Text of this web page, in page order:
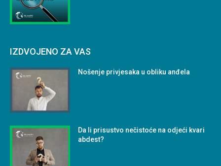
IZDVOJENO ZA VAS
Nošenje privjesaka u obliku anđela
Da li prisustvo nečistoće na odjeći kvari
abdest?